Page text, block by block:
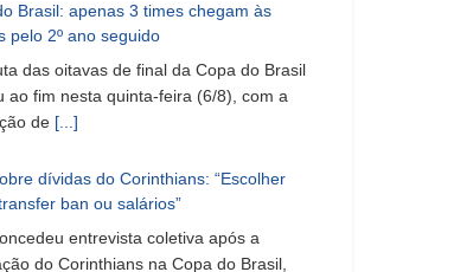
Brasil: apenas 3 times chegam às
pelo 2º ano seguido
das oitavas de final da Copa do Brasil
ao fim nesta quinta-feira (6/8), com a
de [...]
dívidas do Corinthians: “Escolher
ban ou salários”
entrevista coletiva após a
do Corinthians na Copa do Brasil,